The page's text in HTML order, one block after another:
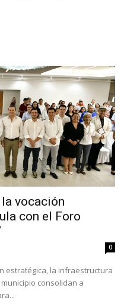
vocación
con el Foro
0
estratégica, la infraestructura
consolidan a